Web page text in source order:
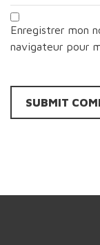
Enregistrer mon
navigateur pour